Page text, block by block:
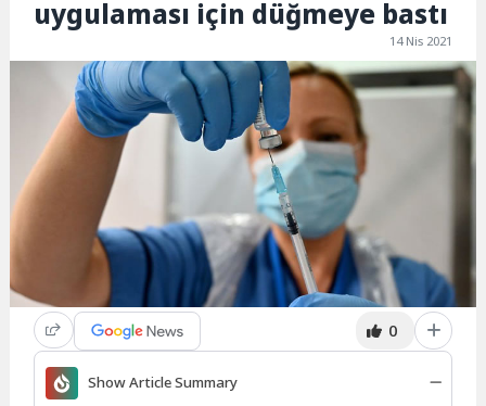
uygulaması için düğmeye bastı
14 Nis 2021
0
Show Article Summary